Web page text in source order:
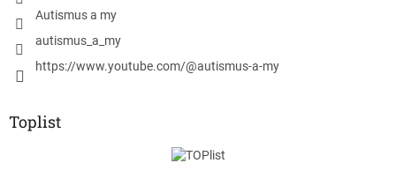
Autismus a my
autismus_a_my
https://www.youtube.com/@autismus-a-my
Toplist